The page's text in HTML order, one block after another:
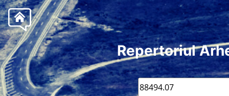
Repertoriul